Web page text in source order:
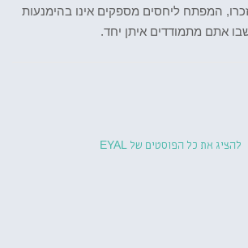
זכרו, המפתח ליחסים מספקים אינו בהימנעות
אתם מתמודדים איתן יחד.
להציג את כל הפוסטים של EYAL